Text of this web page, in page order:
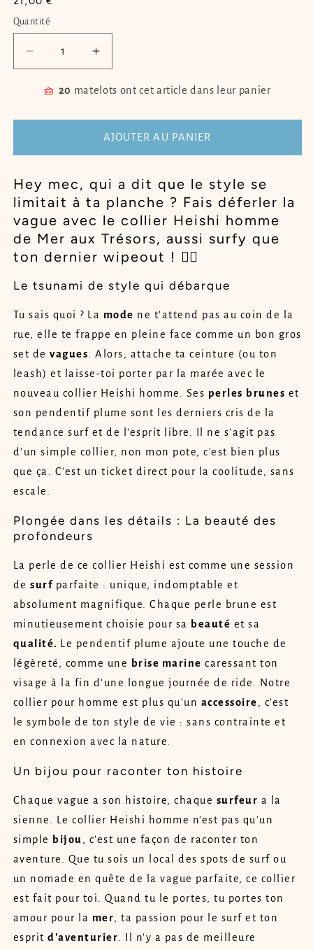
habituel
Quantité
Quantité
Réduire
la
quantité
Collier
homme
Augmenter
la
quantité
Collier
heishi
homme
🧺 20 matelots ont cet article dans leur panier
AJOUTER AU PANIER
Hey mec, qui a dit que le style se
limitait à ta planche ? Fais déferler la
vague avec le collier Heishi homme
de Mer aux Trésors, aussi surfy que
ton dernier wipeout ! 🏄‍♂️
Le tsunami de style qui débarque
Tu sais quoi ? La mode ne t'attend pas au coin de la
rue, elle te frappe en pleine face comme un bon gros
set de vagues . Alors, attache ta ceinture (ou ton
leash) et laisse-toi porter par la marée avec le
nouveau collier Heishi homme. Ses perles brunes et
son pendentif plume sont les derniers cris de la
tendance surf et de l'esprit libre. Il ne s'agit pas
d'un simple collier, non mon pote, c'est bien plus
que ça. C'est un ticket direct pour la coolitude, sans
escale.
Plongée dans les détails : La beauté des
profondeurs
La perle de ce collier Heishi est comme une session
de surfparfaite : unique, indomptable et
absolument magnifique. Chaque perle brune est
minutieusement choisie pour sa
beauté et sa
qualité.
Le pendentif plume ajoute une touche de
légèreté, comme une
brise marine caressant ton
visage à la fin d'une longue journée de ride. Notre
collier pour homme est plus qu'un accessoire, c'est
le symbole de ton style de vie : sans contrainte et
en connexion avec la nature.
Un bijou pour raconter ton histoire
Chaque vague a son histoire, chaque surfeur a la
sienne. Le collier Heishi homme n'est pas qu'un
simple
bijou, c'est une façon de raconter ton
aventure. Que tu sois un local des spots de surf ou
un nomade en quête de la vague parfaite, ce collier
est fait pour toi. Quand tu le portes, tu portes ton
amour pour la mer, ta passion pour le surf et ton
esprit d'aventurier . Il n'y a pas de meilleure